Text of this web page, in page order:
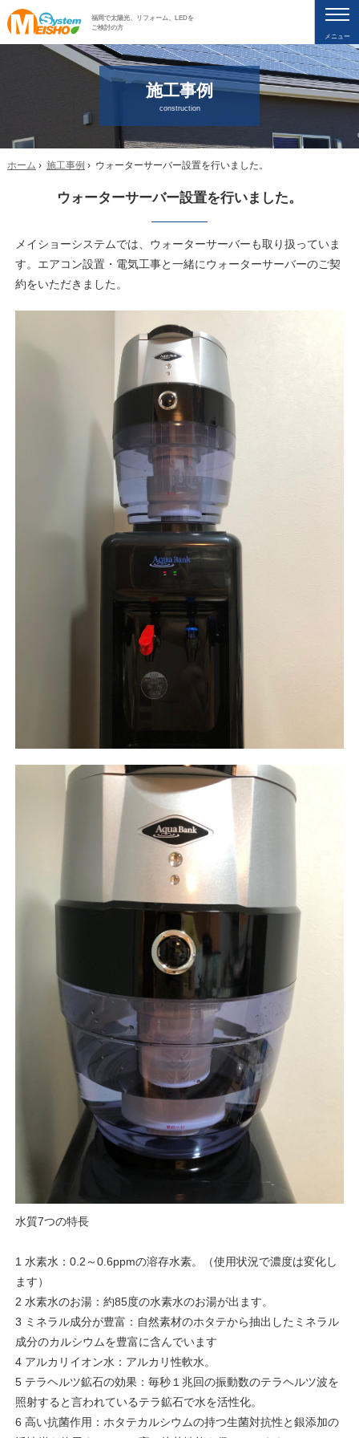
福岡で太陽光、リフォーム、LEDを
ご検討の方
メニュー
施工事例
construction
ホーム › 施工事例 › ウォーターサーバー設置を行いました。
ウォーターサーバー設置を行いました。
メイショーシステムでは、ウォーターサーバーも取り扱っていま
す。エアコン設置・電気工事と一緒にウォーターサーバーのご契
約をいただきました。
水質7つの特長
1 水素水：0.2～0.6ppmの溶存水素。（使用状況で濃度は変化し
ます）
2 水素水のお湯：約85度の水素水のお湯が出ます。
3 ミネラル成分が豊富：自然素材のホタテから抽出したミネラル
成分のカルシウムを豊富に含んでいます
4 アルカリイオン水：アルカリ性軟水。
5 テラヘルツ鉱石の効果：毎秒１兆回の振動数のテラヘルツ波を
照射すると言われているテラ鉱石で水を活性化。
6 高い抗菌作用：ホタテカルシウムの持つ生菌対抗性と銀添加の